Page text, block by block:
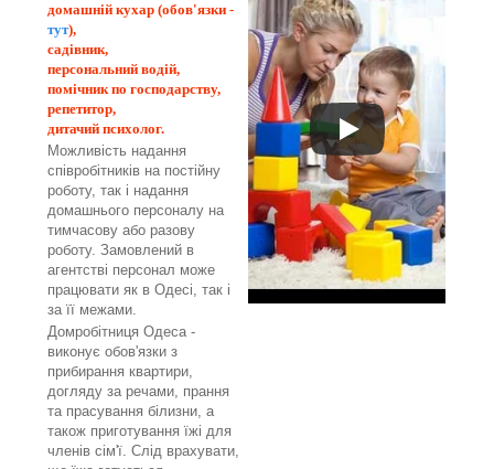
домашній кухар (обов'язки -
тут),
садівник,
персональний водій,
помічник по господарству,
репетитор,
дитачий психолог.
Можливість надання
співробітників на постійну
роботу, так і надання
домашнього персоналу на
тимчасову або разову
роботу. Замовлений в
агентстві персонал може
працювати як в Одесі, так і
за її межами.
Домробітниця Одеса -
виконує обов'язки з
прибирання квартири,
догляду за речами, прання
та прасування білизни, а
також приготування їжі для
членів сім'ї. Слід врахувати,